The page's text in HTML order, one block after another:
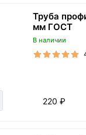
Труба
мм ГОСТ
В наличии
220 ₽